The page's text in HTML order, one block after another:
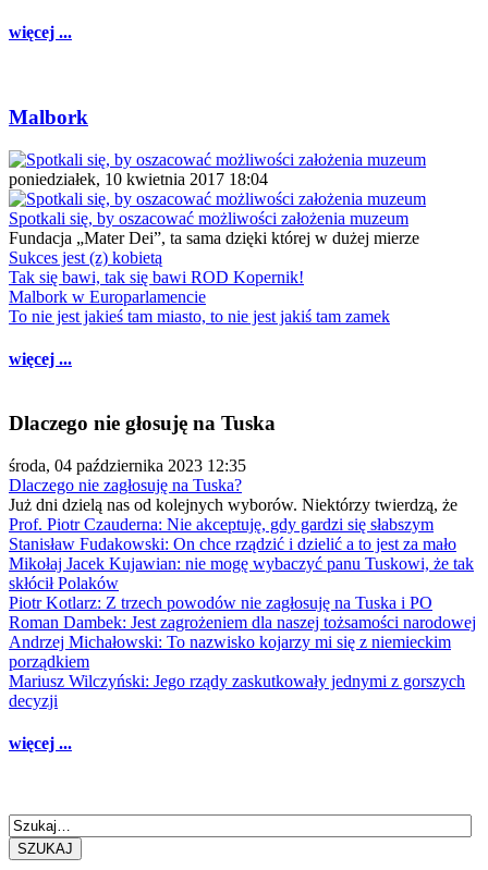
więcej ...
Malbork
poniedziałek, 10 kwietnia 2017 18:04
Spotkali się, by oszacować możliwości założenia muzeum
Fundacja „Mater Dei”, ta sama dzięki której w dużej mierze
Sukces jest (z) kobietą
Tak się bawi, tak się bawi ROD Kopernik!
Malbork w Europarlamencie
To nie jest jakieś tam miasto, to nie jest jakiś tam zamek
więcej ...
Dlaczego nie głosuję na Tuska
środa, 04 października 2023 12:35
Dlaczego nie zagłosuję na Tuska?
Już dni dzielą nas od kolejnych wyborów. Niektórzy twierdzą, że
Prof. Piotr Czauderna: Nie akceptuję, gdy gardzi się słabszym
Stanisław Fudakowski: On chce rządzić i dzielić a to jest za mało
Mikołaj Jacek Kujawian: nie mogę wybaczyć panu Tuskowi, że tak
skłócił Polaków
Piotr Kotlarz: Z trzech powodów nie zagłosuję na Tuska i PO
Roman Dambek: Jest zagrożeniem dla naszej tożsamości narodowej
Andrzej Michałowski: To nazwisko kojarzy mi się z niemieckim
porządkiem
Mariusz Wilczyński: Jego rządy zaskutkowały jednymi z gorszych
decyzji
więcej ...
SZUKAJ